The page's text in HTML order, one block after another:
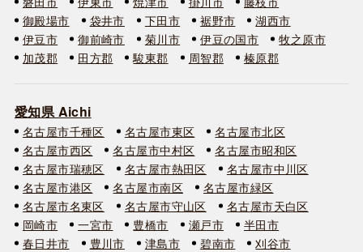
御殿場市
袋井市 下田市 裾野市
湖西市
伊豆市
御前崎市 菊川市 伊豆の国市
牧之原市
加茂郡
田方郡 駿東郡 周智郡 榛原郡
愛知県 Aichi
名古屋市千種区 名古屋市東区
名古屋市北区
名古屋市西区
名古屋市中村区
名古屋市昭和区
名古屋市瑞穂区
名古屋市熱田区
名古屋市中川区
名古屋市港区
名古屋市南区
名古屋市緑区
名古屋市名東区
名古屋市守山区
名古屋市天白区
岡崎市
一宮市 豊橋市 瀬戸市
半田市
春日井市
豊川市 津島市 碧南市
刈谷市